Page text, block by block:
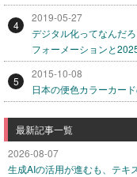
4
2019-05-27
デジタル化ってなんだ
フォーメーションと
5
2015-10-08
日本の便色カラーカー
最新記事一覧
2026-08-07
生成AIの活用が進むも、テキ